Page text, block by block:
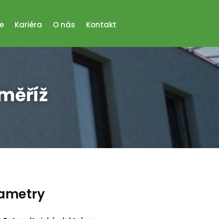
Kariéra O nás Kontakt